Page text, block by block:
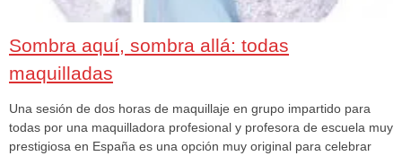
Sombra aquí, sombra allá: todas
maquilladas
Una sesión de dos horas de maquillaje en grupo impartido para
todas por una maquilladora profesional y profesora de escuela muy
prestigiosa en España es una opción muy original para celebrar